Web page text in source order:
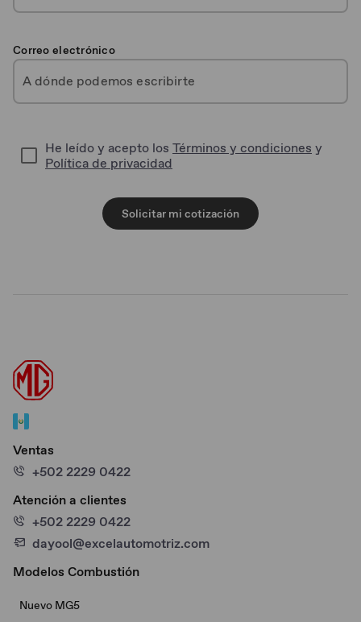
Correo electrónico
He leído y acepto los Términos y condiciones y
Política de privacidad
Solicitar mi cotización
Ventas
+502 2229 0422
Atención a clientes
+502 2229 0422
dayool@excelautomotriz.com
Modelos Combustión
Nuevo MG5